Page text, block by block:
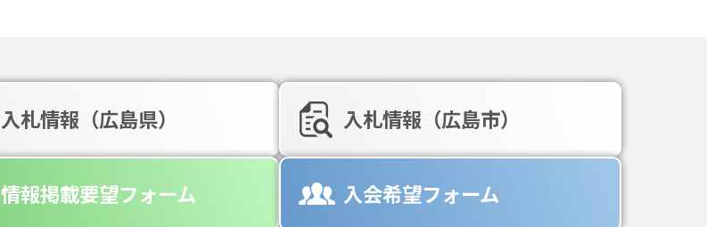
入札情報（広島県） 入札情報（広島市）
情報掲載要望フォーム 入会希望フォーム